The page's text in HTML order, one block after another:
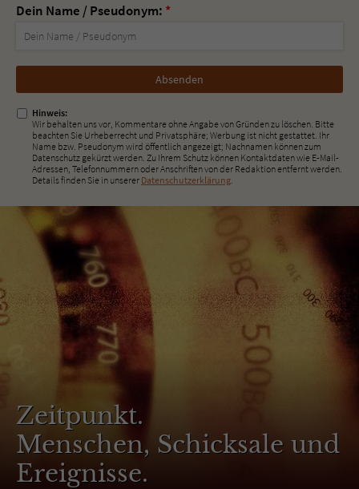
Dein Name / Pseudonym: *
Nicht
ausfüllen!
Hinweis:
Wir behalten uns vor, Kommentare ohne Angabe von Gründen zu löschen. Bitte
beachten Sie Urheberrecht und Privatsphäre; Werbung ist nicht gestattet. Ihr
Name bzw. Pseudonym wird öffentlich angezeigt; Nachnamen können zum
Datenschutz gekürzt werden. Zu Ihrem Schutz können Kontaktdaten wie E-Mail-
Adressen, Telefonnummern oder Anschriften von der Redaktion entfernt werden.
Details finden Sie in unserer Datenschutzerklärung
Zeitpunkt.
Menschen, Schicksale und
Ereignisse.